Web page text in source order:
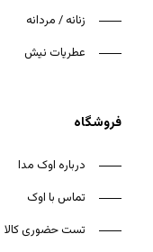
زنانه / مردانه
عطریات نیش
فروشگاه
درباره اوک مدا
تماس با اوک
تست حضوری کالا